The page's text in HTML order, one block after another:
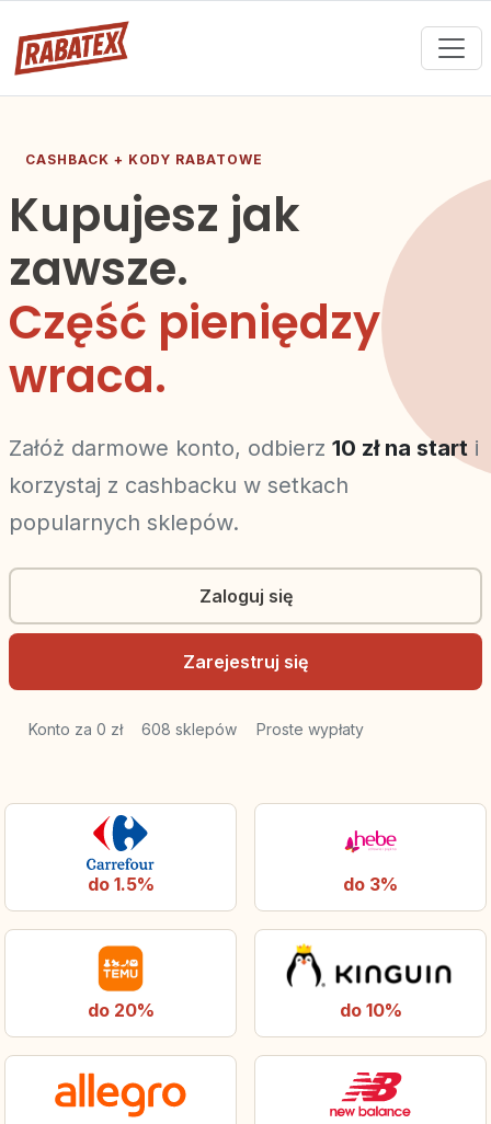
CASHBACK + KODY RABATOWE
Kupujesz jak
zawsze.
Część pieniędzy
wraca.
Załóż darmowe konto, odbierz 10 zł na start i
korzystaj z cashbacku w setkach
popularnych sklepów.
Zaloguj się
Zarejestruj się
Konto za 0 zł 608 sklepów Proste wypłaty
do 1.5% do 3%
do 20% do 10%